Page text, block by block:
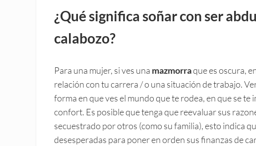
¿Qué significa soñar con ser
calabozo?
Para una mujer, si ves una mazmorraque es oscura,
relación con tu carrera / o una situación de trabajo.
forma en que ves el mundo que te rodea, en que se
confort. Es posible que tenga que reevaluar sus
secuestrado por otros (como su familia), esto indica
desesperadas para poner en orden sus finanzas de